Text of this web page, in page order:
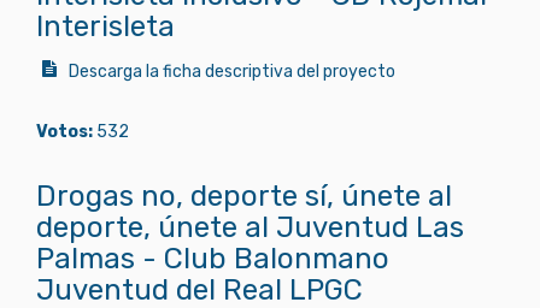
Interisleta
Descarga la ficha descriptiva del proyecto
Votos: 532
Drogas no, deporte sí, únete al
deporte, únete al Juventud Las
Palmas - Club Balonmano
Juventud del Real LPGC